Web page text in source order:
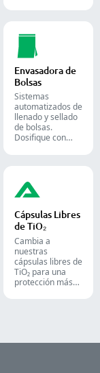
farmacéutico con
soluciones de
conteo para
formas sólidas.
Envasadora de
Bolsas
Sistemas
automatizados de
llenado y sellado
de bolsas.
Dosifique con
líneas de
empaque
farmacéutico,
nutracéutico y
alimentario.
Cápsulas Libres
de TiO₂
Cambia a
nuestras
cápsulas libres de
TiO₂ para una
protección más